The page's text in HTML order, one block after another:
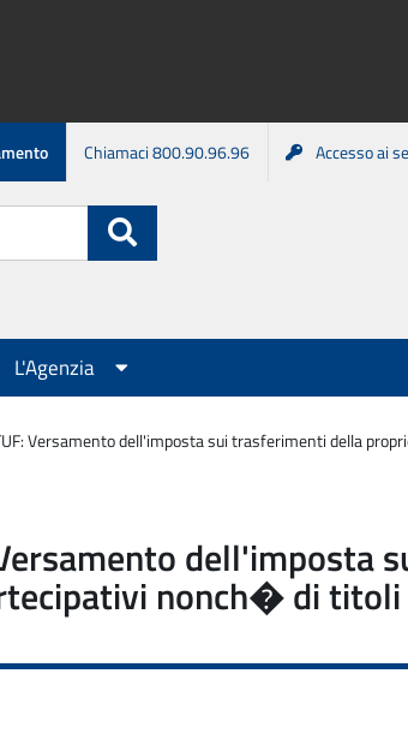
Chiamaci 800.90.96.96 Accesso ai
L'Agenzia
Versamento dell'imposta sui trasferimenti della
dell'imposta
nonch� di